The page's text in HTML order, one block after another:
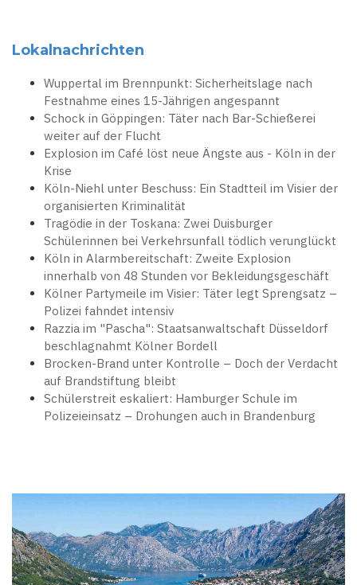
Lokalnachrichten
Wuppertal im Brennpunkt: Sicherheitslage nach
Festnahme eines 15-Jährigen angespannt
Schock in Göppingen: Täter nach Bar-Schießerei
weiter auf der Flucht
Explosion im Café löst neue Ängste aus - Köln in der
Krise
Köln-Niehl unter Beschuss: Ein Stadtteil im Visier der
organisierten Kriminalität
Tragödie in der Toskana: Zwei Duisburger
Schülerinnen bei Verkehrsunfall tödlich verunglückt
Köln in Alarmbereitschaft: Zweite Explosion
innerhalb von 48 Stunden vor Bekleidungsgeschäft
Kölner Partymeile im Visier: Täter legt Sprengsatz –
Polizei fahndet intensiv
Razzia im "Pascha": Staatsanwaltschaft Düsseldorf
beschlagnahmt Kölner Bordell
Brocken-Brand unter Kontrolle – Doch der Verdacht
auf Brandstiftung bleibt
Schülerstreit eskaliert: Hamburger Schule im
Polizeieinsatz – Drohungen auch in Brandenburg